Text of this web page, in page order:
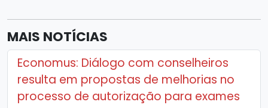
MAIS NOTÍCIAS
Economus: Diálogo com conselheiros
resulta em propostas de melhorias no
processo de autorização para exames